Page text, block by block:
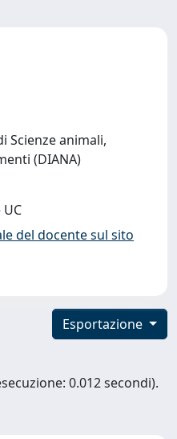
Scienze animali,
(DIANA)
del docente sul sito
Esportazione
0.012 secondi).